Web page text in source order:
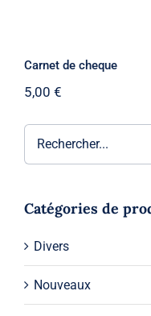
Carnet de cheque
5,00 €
Catégories de
Divers
Nouveaux